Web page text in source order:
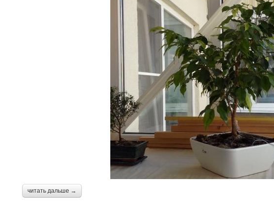
читать дальше →